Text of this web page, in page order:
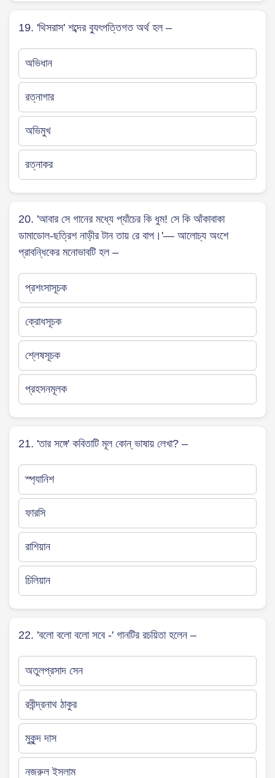
19. 'থিসরাস' শব্দের ব্যুৎপত্তিগত অর্থ হল –
অভিধান
রত্নাগার
অভিমুখ
রত্নাকর
20. 'আবার সে গানের মধ্যে প্যাঁচের কি ধুম! সে কি আঁকাবাকা
ডামাডোল-ছত্রিশ নাড়ীর টান তায় রে বাপ।'— আলোচ্য অংশে
প্রাবন্ধিকের মনোভাবটি হল –
প্রশংসাসূচক
ক্রোধসূচক
শ্লেষসূচক
প্রহসনমূলক
21. 'তার সঙ্গে' কবিতাটি মূল কোন্ ভাষায় লেখা? –
স্প্যানিশ
ফারসি
রাশিয়ান
চিলিয়ান
22. 'বলো বলো বলো সবে -' গানটির রচয়িতা হলেন –
অতুলপ্রসাদ সেন
রবীন্দ্রনাথ ঠাকুর
মুকুন্দ দাস
নজরুল ইসলাম